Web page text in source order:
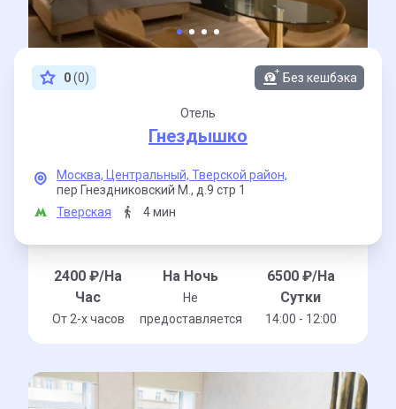
0(0) Без кешбэка
Отель
Гнездышко
Москва, Центральный, Тверской район,
пер Гнездниковский М., д.9 стр 1
Тверская
4 мин
2400 ₽/На
Час
От 2-x часов
На Ночь
Не
предоставляется
6500₽/На
Сутки
14:00 - 12:00